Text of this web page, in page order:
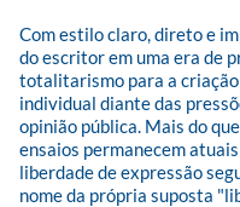
Com estilo claro, direto e
do escritor em uma era de
totalitarismo para a
individual diante das
opinião pública. Mais do
ensaios permanecem
liberdade de expressão
nome da própria suposta